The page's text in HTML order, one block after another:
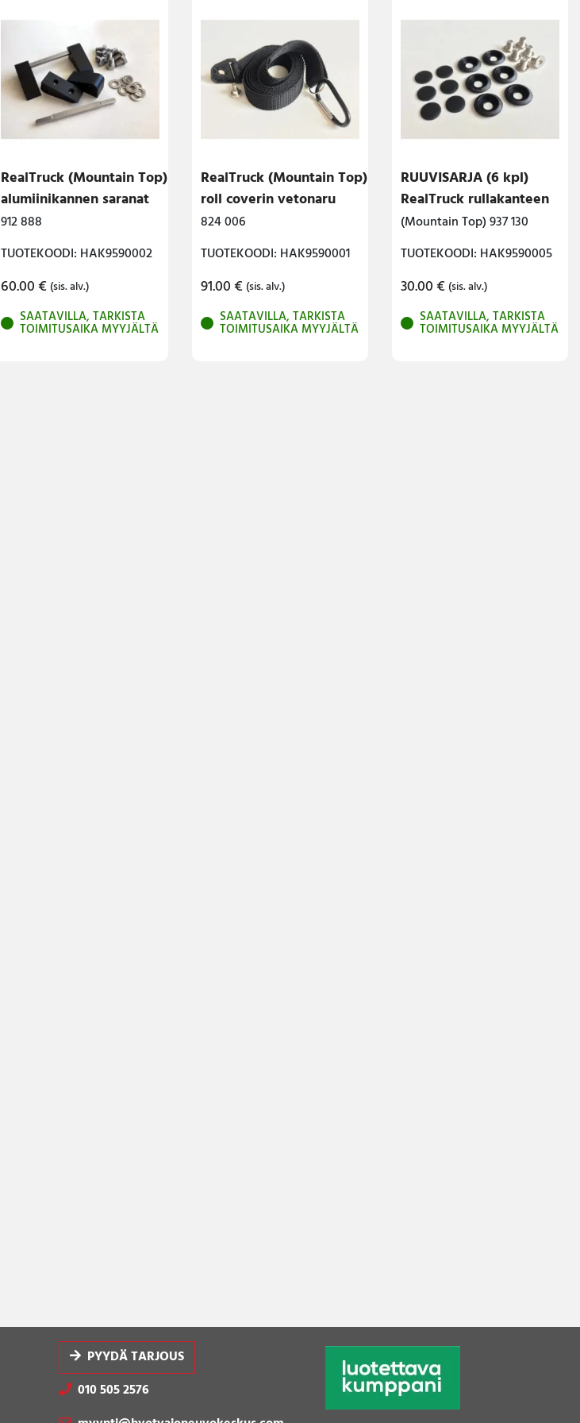
RealTruck (Mountain Top)
alumiinikannen saranat
912 888
TUOTEKOODI: HAK9590002
60.00€ (sis. alv.)
SAATAVILLA, TARKISTA
TOIMITUSAIKA MYYJÄLTÄ
RealTruck (Mountain Top)
roll coverin vetonaru
824 006
TUOTEKOODI: HAK9590001
91.00€ (sis. alv.)
SAATAVILLA, TARKISTA
TOIMITUSAIKA MYYJÄLTÄ
RUUVISARJA (6 kpl)
RealTruck rullakanteen
(Mountain Top) 937 130
TUOTEKOODI: HAK9590005
30.00€ (sis. alv.)
SAATAVILLA, TARKISTA
TOIMITUSAIKA MYYJÄLTÄ
PYYDÄ TARJOUS
010 505 2576